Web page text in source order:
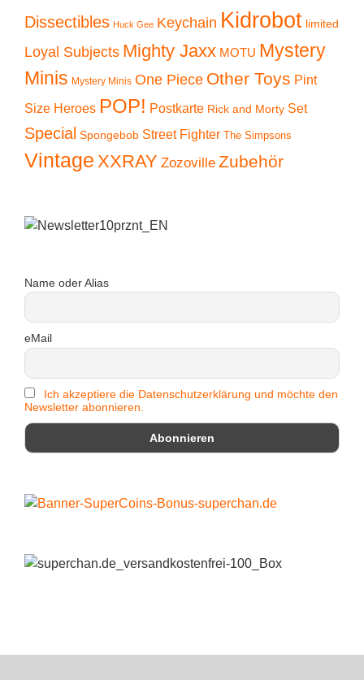
Dissectibles Huck Gee Keychain Kidrobot limited
Loyal Subjects Mighty Jaxx MOTU Mystery
Minis Mystery Minis One Piece Other Toys Pint
Size Heroes POP! Postkarte Rick and Morty Set
Special Spongebob Street Fighter The Simpsons
Vintage XXRAY Zozoville Zubehör
Name oder Alias
eMail
Ich akzeptiere die Datenschutzerklärung und möchte den
Newsletter abonnieren.